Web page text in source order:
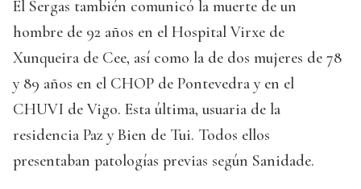
El Sergas también comunicó la muerte de un
hombre de 92 años en el Hospital Virxe de
Xunqueira de Cee, así como la de dos mujeres de 78
y 89 años en el CHOP de Pontevedra y en el
CHUVI de Vigo. Esta última, usuaria de la
residencia Paz y Bien de Tui. Todos ellos
presentaban patologías previas según Sanidade.